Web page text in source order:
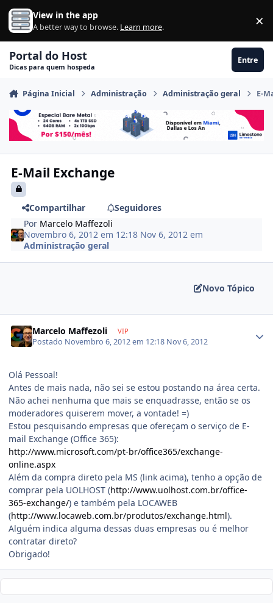
Ir para conteúdo
View in the app
A better way to browse. Learn more. ×
Portal do Host
Dicas para quem hospeda
Entre
Página Inicial Administração Administração geral E-
E-Mail Exchange
Compartilhar
Seguidores
Por Marcelo Maffezoli
Novembro 6, 2012 em 12:18 Nov 6, 2012 em
Administração geral
Novo Tópico
Marcelo Maffezoli VIP
Postado Novembro 6, 2012 em 12:18 Nov 6, 2012
Olá Pessoal!
Antes de mais nada, não sei se estou postando na área certa.
Não achei nenhuma que mais se enquadrasse, então se os
moderadores quiserem mover, a vontade! =)
Estou pesquisando empresas que ofereçam o serviço de E-
mail Exchange (Office 365):
http://www.microsoft.com/pt-br/office365/exchange-
online.aspx
Além da compra direto pela MS (link acima), tenho a opção de
comprar pela UOLHOST (http://www.uolhost.com.br/office-
365-exchange/) e também pela LOCAWEB
(http://www.locaweb.com.br/produtos/exchange.html).
Alguém indica alguma dessas duas empresas ou é melhor
contratar direto?
Obrigado!